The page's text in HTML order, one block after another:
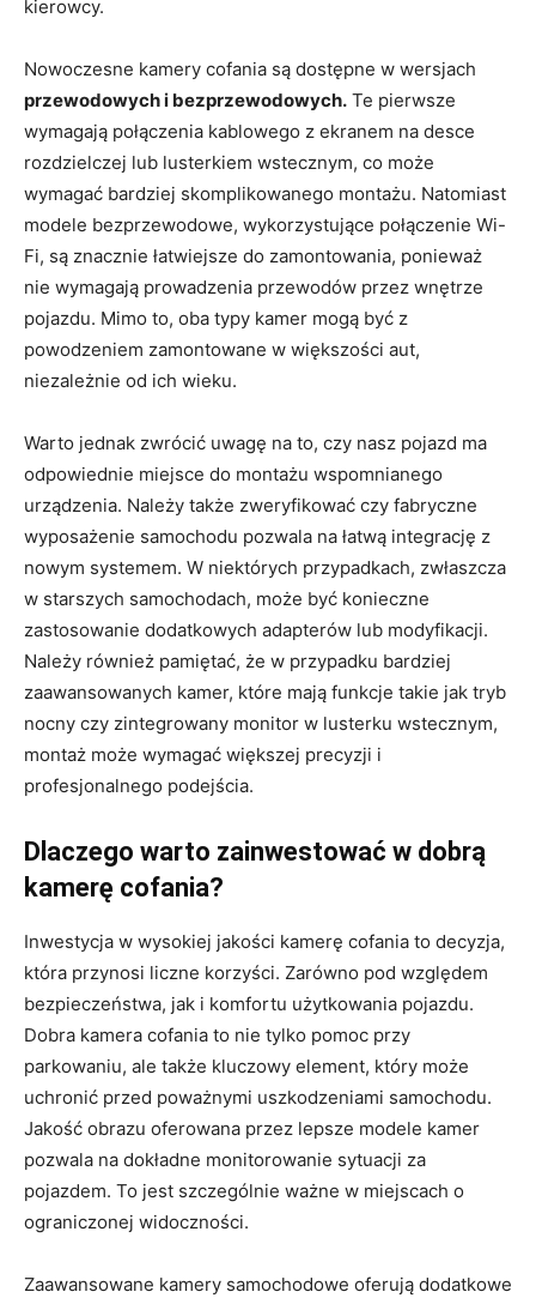
kierowcy.
Nowoczesne kamery cofania są dostępne w wersjach
przewodowych i bezprzewodowych. Te pierwsze
wymagają połączenia kablowego z ekranem na desce
rozdzielczej lub lusterkiem wstecznym, co może
wymagać bardziej skomplikowanego montażu. Natomiast
modele bezprzewodowe, wykorzystujące połączenie Wi-
Fi, są znacznie łatwiejsze do zamontowania, ponieważ
nie wymagają prowadzenia przewodów przez wnętrze
pojazdu. Mimo to, oba typy kamer mogą być z
powodzeniem zamontowane w większości aut,
niezależnie od ich wieku.
Warto jednak zwrócić uwagę na to, czy nasz pojazd ma
odpowiednie miejsce do montażu wspomnianego
urządzenia. Należy także zweryfikować czy fabryczne
wyposażenie samochodu pozwala na łatwą integrację z
nowym systemem. W niektórych przypadkach, zwłaszcza
w starszych samochodach, może być konieczne
zastosowanie dodatkowych adapterów lub modyfikacji.
Należy również pamiętać, że w przypadku bardziej
zaawansowanych kamer, które mają funkcje takie jak tryb
nocny czy zintegrowany monitor w lusterku wstecznym,
montaż może wymagać większej precyzji i
profesjonalnego podejścia.
Dlaczego warto zainwestować w dobrą
kamerę cofania?
Inwestycja w wysokiej jakości kamerę cofania to decyzja,
która przynosi liczne korzyści. Zarówno pod względem
bezpieczeństwa, jak i komfortu użytkowania pojazdu.
Dobra kamera cofania to nie tylko pomoc przy
parkowaniu, ale także kluczowy element, który może
uchronić przed poważnymi uszkodzeniami samochodu.
Jakość obrazu oferowana przez lepsze modele kamer
pozwala na dokładne monitorowanie sytuacji za
pojazdem. To jest szczególnie ważne w miejscach o
ograniczonej widoczności.
Zaawansowane kamery samochodowe oferują dodatkowe